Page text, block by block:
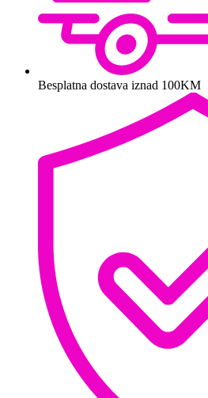
Besplatna dostava iznad 100KM